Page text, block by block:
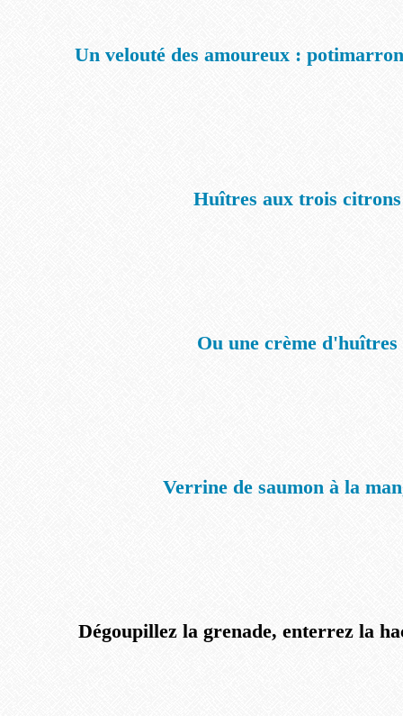
Un velouté des amoureux :
Huîtres aux trois citrons
Ou une crème d'huîtres
Verrine de saumon à la
Dégoupillez la grenade, enterrez la